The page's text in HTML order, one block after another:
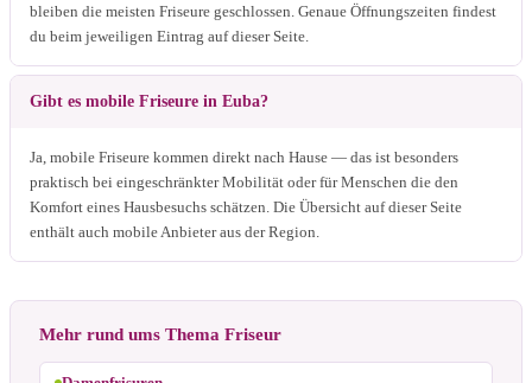
bleiben die meisten Friseure geschlossen. Genaue Öffnungszeiten findest
du beim jeweiligen Eintrag auf dieser Seite.
Gibt es mobile Friseure in Euba?
Ja, mobile Friseure kommen direkt nach Hause — das ist besonders
praktisch bei eingeschränkter Mobilität oder für Menschen die den
Komfort eines Hausbesuchs schätzen. Die Übersicht auf dieser Seite
enthält auch mobile Anbieter aus der Region.
Mehr rund ums Thema Friseur